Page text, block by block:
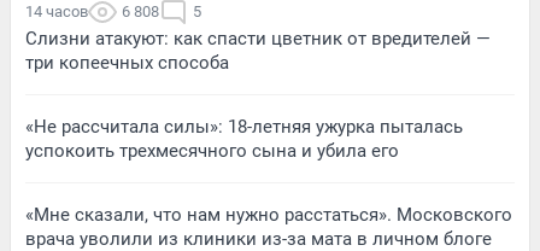
14 часов 6 808 5
Слизни атакуют: как спасти цветник от вредителей —
три копеечных способа
«Не рассчитала силы»: 18-летняя ужурка пыталась
успокоить трехмесячного сына и убила его
«Мне сказали, что нам нужно расстаться». Московского
врача уволили из клиники из-за мата в личном блоге